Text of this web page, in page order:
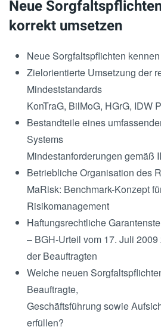
Neue
korrekt umsetzen
Neue Sorgfaltspflichten
Zielorientierte Umsetzung der
Mindeststandards
KonTraG, BilMoG, HGrG, IDW
Bestandteile eines
Systems
Mindestanforderungen gemäß
Betriebliche Organisation des
MaRisk: Benchmark-Konzept
Risikomanagement
Haftungsrechtliche
– BGH-Urteil vom 17. Juli
der Beauftragten
Welche neuen
Beauftragte,
Geschäftsführung sowie
erfüllen?